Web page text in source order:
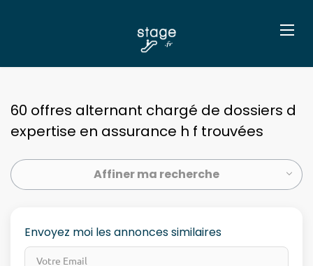
60 offres alternant chargé de dossiers d
expertise en assurance h f trouvées
Affiner ma recherche
Envoyez moi les annonces similaires